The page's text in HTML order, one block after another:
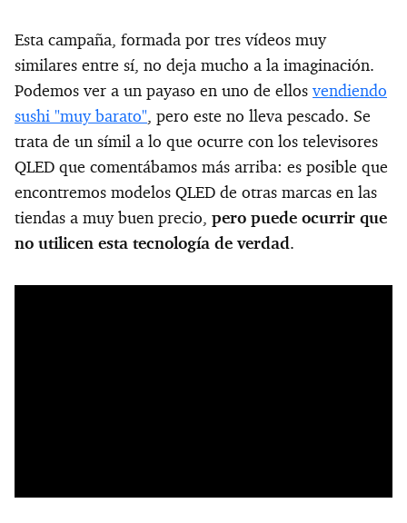
Esta campaña, formada por tres vídeos muy
similares entre sí, no deja mucho a la imaginación.
Podemos ver a un payaso en uno de ellos vendiendo
sushi "muy barato", pero este no lleva pescado. Se
trata de un símil a lo que ocurre con los televisores
QLED que comentábamos más arriba: es posible que
encontremos modelos QLED de otras marcas en las
tiendas a muy buen precio, pero puede ocurrir que
no utilicen esta tecnología de verdad.